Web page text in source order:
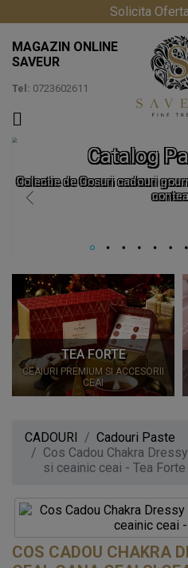
Solicita
MAGAZIN ONLINE
SAVEUR
Tel: 0723602611
Catalog
Colectie de Cosuri cadouri
TEA FORTE
CEAIURI PREMIUM SI ACCESORII
CEAI
CADOURI
Cadouri Paste
Cos Cadou Chakra
si ceainic ceai - Tea Forte
COS CADOU CHAKRA